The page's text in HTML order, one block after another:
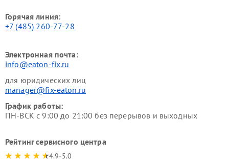
Горячая линия:
+7 (485) 260-77-28
Электронная почта:
info@eaton-fix.ru
для юридических лиц
manager@fix-eaton.ru
График работы:
ПН-ВСК с 9:00 до 21:00 без перерывов и выходных
Рейтинг сервисного центра
4.9-5.0